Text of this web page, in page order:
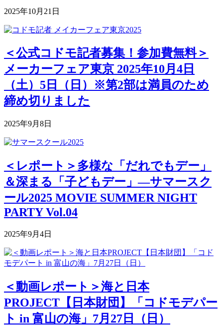
2025年10月21日
＜公式コドモ記者募集！参加費無料＞
メーカーフェア東京 2025年10月4日
（土）5日（日）※第2部は満員のため
締め切りました
2025年9月8日
＜レポート＞多様な「だれでもデー」
＆深まる「子どもデー」―サマースク
ール2025 MOVIE SUMMER NIGHT
PARTY Vol.04
2025年9月4日
＜動画レポート＞海と日本
PROJECT【日本財団】「コドモデパー
ト in 富山の海」7月27日（日）